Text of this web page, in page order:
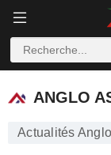
ANGLO ASIAN
ANGLO
Actualités